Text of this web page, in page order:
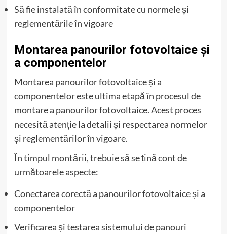
Să fie instalată în conformitate cu normele și
reglementările în vigoare
Montarea panourilor fotovoltaice și
a componentelor
Montarea panourilor fotovoltaice și a
componentelor este ultima etapă în procesul de
montare a panourilor fotovoltaice. Acest proces
necesită atenție la detalii și respectarea normelor
și reglementărilor în vigoare.
În timpul montării, trebuie să se țină cont de
următoarele aspecte:
Conectarea corectă a panourilor fotovoltaice și a
componentelor
Verificarea și testarea sistemului de panouri